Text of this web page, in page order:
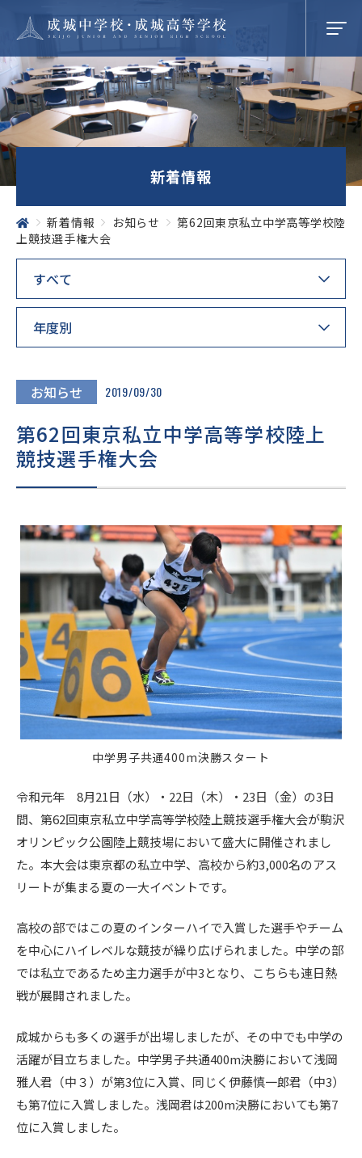
学校紹介
成城での学び
学校生活
SEIJO STORIES
入試情報
皆様へ
このサイトについて
個人情報保護方針
いじめ防止基本方針
採用情報 文化祭 Today’s SEIJO
新着情報
新着情報 お知らせ
第62回東京私立中学高等学校陸
上競技選手権大会
お知らせ 2019/09/30
第62回東京私立中学高等学校陸上
競技選手権大会
中学男子共通400m決勝スタート
令和元年 8月21日（水）・22日（木）・23日（金）の3日
間、第62回東京私立中学高等学校陸上競技選手権大会が駒沢
オリンピック公園陸上競技場において盛大に開催されまし
た。本大会は東京都の私立中学、高校から約3,000名のアス
リートが集まる夏の一大イベントです。
高校の部ではこの夏のインターハイで入賞した選手やチーム
を中心にハイレベルな競技が繰り広げられました。中学の部
では私立であるため主力選手が中3となり、こちらも連日熱
戦が展開されました。
成城からも多くの選手が出場しましたが、その中でも中学の
活躍が目立ちました。中学男子共通400m決勝において浅岡
雅人君（中３）が第3位に入賞、同じく伊藤慎一郎君（中3）
も第7位に入賞しました。浅岡君は200m決勝においても第7
位に入賞しました。